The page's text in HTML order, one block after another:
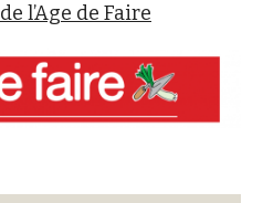
l’Age de Faire